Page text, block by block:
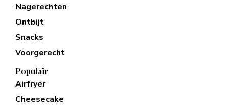
Nagerechten
Ontbijt
Snacks
Voorgerecht
Populair
Airfryer
Cheesecake